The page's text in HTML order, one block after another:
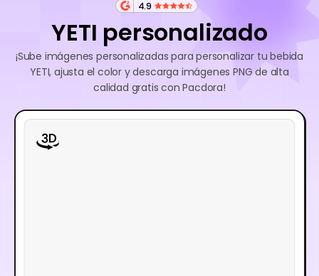
4.9
YETI personalizado
¡Sube imágenes personalizadas para personalizar tu bebida
YETI, ajusta el color y descarga imágenes PNG de alta
calidad gratis con Pacdora!